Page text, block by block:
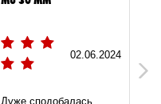
02.06.2024
Дуже сподобалась
Next